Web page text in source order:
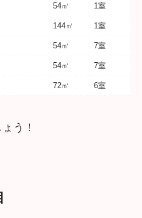
54㎡ 1室
144㎡ 1室
54㎡ 7室
54㎡ 7室
72㎡ 6室
う！